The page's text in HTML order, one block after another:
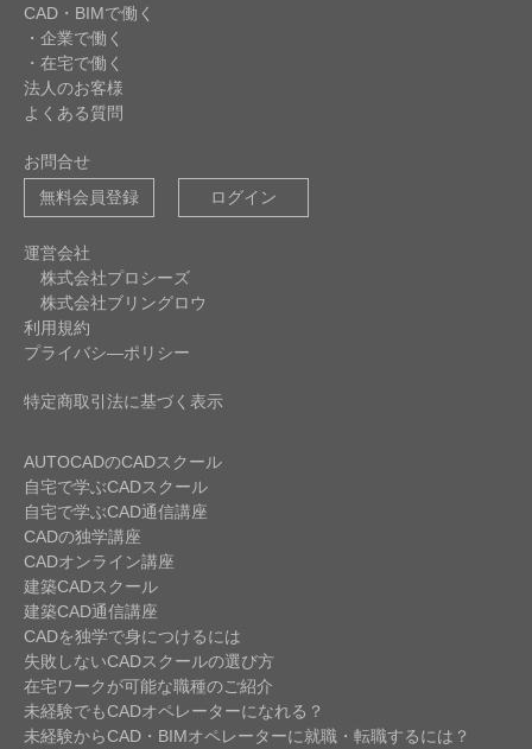
CAD・BIMで働く
・企業で働く
・在宅で働く
法人のお客様
よくある質問
お問合せ
無料会員登録
ログイン
運営会社
株式会社プロシーズ
株式会社ブリングロウ
利用規約
プライバシ―ポリシー
特定商取引法に基づく表示
AUTOCADのCADスクール
自宅で学ぶCADスクール
自宅で学ぶCAD通信講座
CADの独学講座
CADオンライン講座
建築CADスクール
建築CAD通信講座
CADを独学で身につけるには
失敗しないCADスクールの選び方
在宅ワークが可能な職種のご紹介
未経験でもCADオペレーターになれる？
未経験からCAD・BIMオペレーターに就職・転職するには？